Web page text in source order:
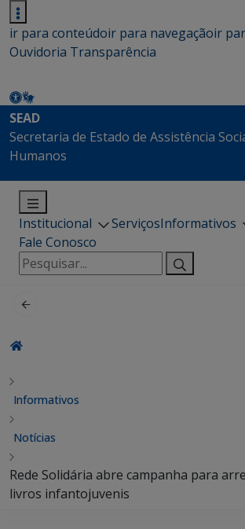
ir para conteúdoir para navegaçãoir
Ouvidoria Transparência
SEAD
Secretaria de Estado de Assistência
Humanos
Institucional ServiçosInformativos
Fale Conosco
Pesquisar
por:
Informativos
Notícias
Rede Solidária abre campanha para
livros infantojuvenis